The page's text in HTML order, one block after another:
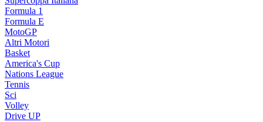
Formula 1
Formula E
MotoGP
Altri Motori
Basket
America's Cup
Nations League
Tennis
Sci
Volley
Drive UP